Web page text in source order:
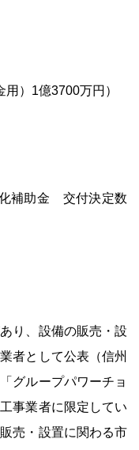
）1億3700万円）
補助金 交付決定数
り、設備の販売・設
者として公表（信州
グループパワーチョ
事業者に限定してい
売・設置に関わる市